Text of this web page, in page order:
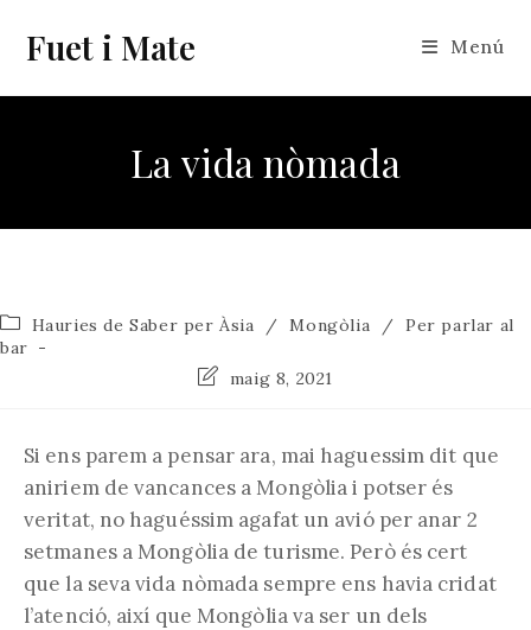
contingut
Fuet i Mate Menú
La vida nòmada
Categoria
de
Hauries de Saber per Àsia / Mongòlia / Per parlar al
bar
Últimamaig 8, 2021
Si ens parem a pensar ara, mai haguessim dit que
aniriem de vancances a Mongòlia i potser és
veritat, no haguéssim agafat un avió per anar 2
setmanes a Mongòlia de turisme. Però és cert
que la seva vida nòmada sempre ens havia cridat
l’atenció, així que Mongòlia va ser un dels